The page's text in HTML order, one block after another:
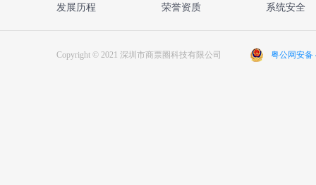
发展历程 荣誉资质 系统安全
Copyright © 2021 深圳市商票圈科技有限公司 粤公网安备